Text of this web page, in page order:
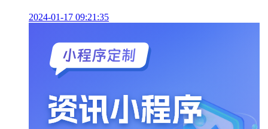
2024-01-17 09:21:35